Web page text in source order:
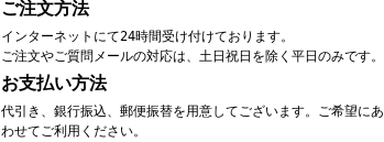
ご注文方法
インターネットにて24時間受け付けております。
ご注文やご質問メールの対応は、土日祝日を除く平日のみです。
お支払い方法
代引き、銀行振込、郵便振替を用意してございます。ご希望にあ
わせてご利用ください。